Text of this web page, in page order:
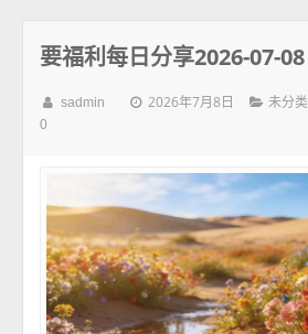
要福利每日分享2026-07-08
sadmin 2026年7月8日 未分类
0